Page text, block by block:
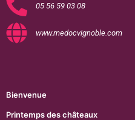
05 56 59 03 08
www.medocvignoble.com
Bienvenue
Printemps des châteaux